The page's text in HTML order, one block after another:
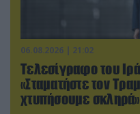
06.08.2026 | 21:02
Τελεσίγραφο του
«Σταματήστε τον
χτυπήσουμε σκληρά»